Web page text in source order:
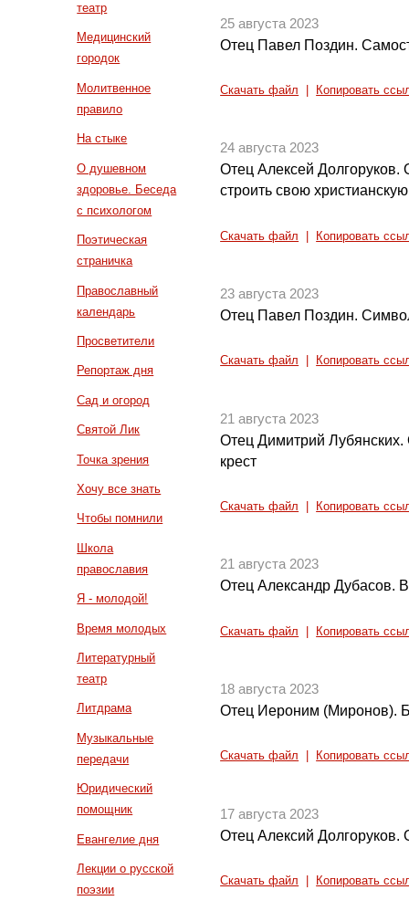
театр
Медицинский
городок
Молитвенное
правило
На стыке
О душевном
здоровье. Беседа
с психологом
Поэтическая
страничка
Православный
календарь
Просветители
Репортаж дня
Сад и огород
Святой Лик
Точка зрения
Хочу все знать
Чтобы помнили
Школа
православия
Я - молодой!
Время молодых
Литературный
театр
Литдрама
Музыкальные
передачи
Юридический
помощник
Евангелие дня
Лекции о русской
поэзии
25 августа 2023
Отец Павел Поздин.
Скачать файл Копировать
24 августа 2023
Отец Алексей Долгоруков.
строить свою
Скачать файл Копировать
23 августа 2023
Отец Павел Поздин.
Скачать файл Копировать
21 августа 2023
Отец Димитрий Лубянских.
крест
Скачать файл Копировать
21 августа 2023
Отец Александр Дубасов.
Скачать файл Копировать
18 августа 2023
Отец Иероним (Миронов).
Скачать файл Копировать
17 августа 2023
Отец Алексий Долгоруков.
Скачать файл Копировать